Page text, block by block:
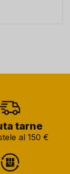
tarne
al 150 €